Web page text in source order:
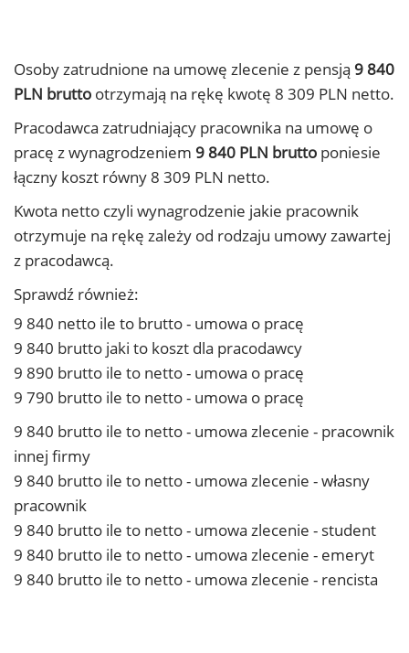
Osoby zatrudnione na umowę zlecenie z pensją 9 840
PLN brutto otrzymają na rękę kwotę 8 309 PLN netto.
Pracodawca zatrudniający pracownika na umowę o
pracę z wynagrodzeniem 9 840 PLN brutto poniesie
łączny koszt równy 8 309 PLN netto.
Kwota netto czyli wynagrodzenie jakie pracownik
otrzymuje na rękę zależy od rodzaju umowy zawartej
z pracodawcą.
Sprawdź również:
9 840 netto ile to brutto - umowa o pracę
9 840 brutto jaki to koszt dla pracodawcy
9 890 brutto ile to netto - umowa o pracę
9 790 brutto ile to netto - umowa o pracę
9 840 brutto ile to netto - umowa zlecenie - pracownik
innej firmy
9 840 brutto ile to netto - umowa zlecenie - własny
pracownik
9 840 brutto ile to netto - umowa zlecenie - student
9 840 brutto ile to netto - umowa zlecenie - emeryt
9 840 brutto ile to netto - umowa zlecenie - rencista